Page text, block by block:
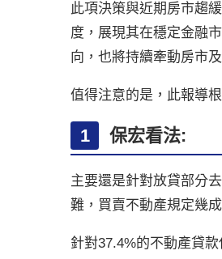
此項決策與近期房市趨
度，展現其在穩定金融
向，也將持續牽動房市
值得注意的是，此報導
保宏看法:
主要還是針對放貸部分
難，買賣不動產規定幾
針對37.4%的不動產貸